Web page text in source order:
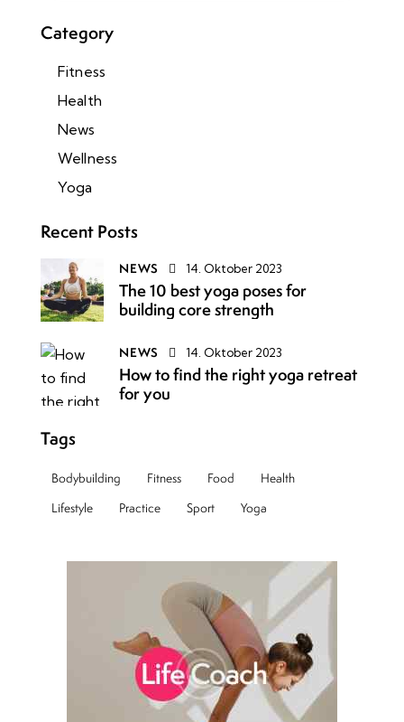
Category
Fitness
Health
News
Wellness
Yoga
Recent Posts
NEWS 14. Oktober 2023
The 10 best yoga poses for
building core strength
NEWS 14. Oktober 2023
How to find the right yoga retreat
for you
Tags
Bodybuilding Fitness Food
Health
Lifestyle
Practice Sport Yoga